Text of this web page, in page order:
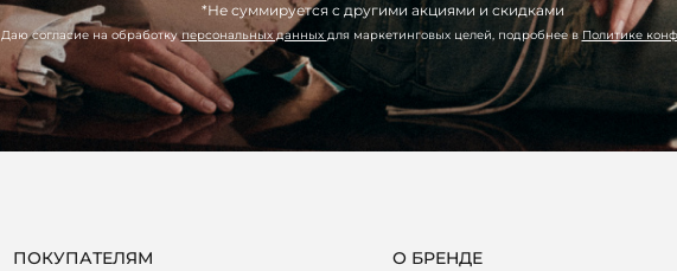
*Не суммируется с другими акциями и скидками
Даю согласие на обработкуперсональных данных для маркетинговых целей, подробнее вПолитике
ПОКУПАТЕЛЯМ О БРЕНДЕ